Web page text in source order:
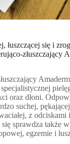
łuszczącej się i
złuszczający
Amaderm
oraz dłoni.
suchej,
z odciskami
sprawdza także
egzemie i